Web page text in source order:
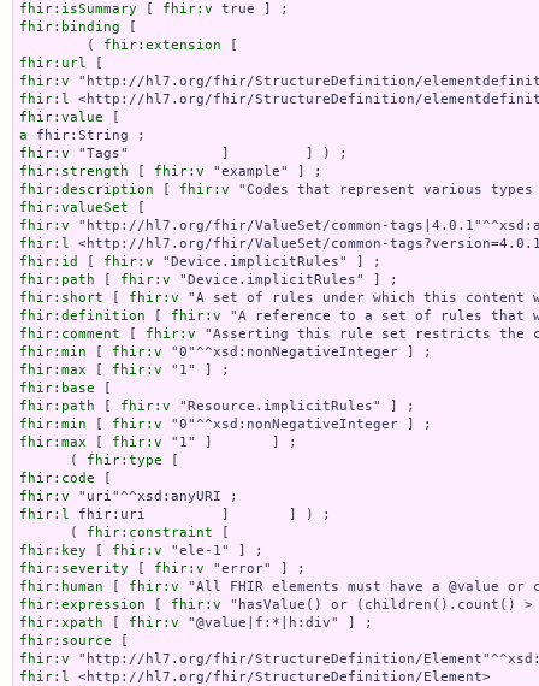
fhir:isSummary [ fhir:v
fhir:binding [
        (
fhir:extension
fhir:url
fhir:v
fhir:l
fhir:value
a
fhir:v
fhir:strength [ fhir:v
fhir:description [ fhir:v
fhir:valueSet
fhir:v
fhir:l
fhir:id
[ fhir:v
fhir:path [ fhir:v
fhir:short [ fhir:v
fhir:definition [ fhir:v
fhir:comment [ fhir:v
fhir:min [ fhir:v
fhir:max [ fhir:v
fhir:base
fhir:path [ fhir:v
fhir:min [ fhir:v
fhir:max [ fhir:v "1" ]       ] ;
      (
fhir:type
fhir:code
fhir:v
fhir:l fhir:uri         ]       ] ) ;
      (
fhir:constraint
fhir:key [ fhir:v
fhir:severity [ fhir:v
fhir:human [ fhir:v
fhir:expression [ fhir:v
fhir:xpath [ fhir:v
fhir:source
fhir:v
fhir:l